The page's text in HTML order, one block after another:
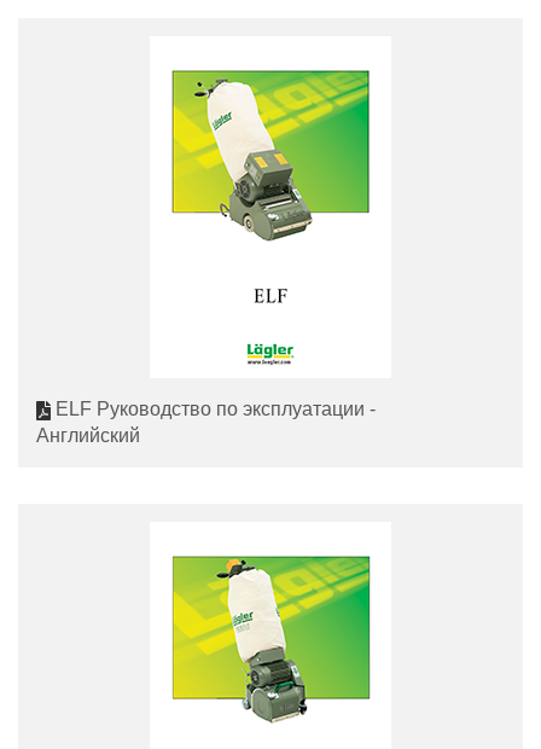
ELF Руководство по эксплуатации -
Английский